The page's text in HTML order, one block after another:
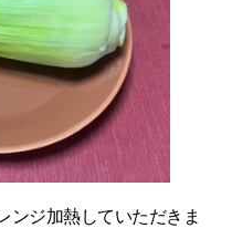
ンジ加熱していただきま